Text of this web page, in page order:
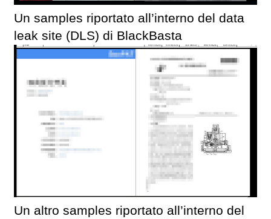
Un samples riportato all’interno del data
leak site (DLS) di BlackBasta
Un altro samples riportato all’interno del